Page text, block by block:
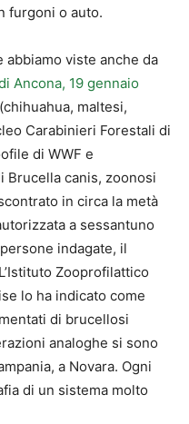
furgoni o auto.
viste anche da
Ancona, 19 gennaio
maltesi,
Carabinieri Forestali di
di WWF e
Brucella canis, zoonosi
in circa la metà
a sessantuno
indagate, il
Zooprofilattico
lo ha indicato come
di brucellosi
analoghe si sono
a Novara. Ogni
di un sistema molto